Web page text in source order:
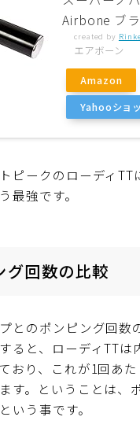
Airbone ブ
created by
エアボーン
Amazon
Yahooショ
ピークのローディTT
最強です。
回数の比較
とのポンピング回数
ると、ローディTTは
おり、これが1回あ
す。ということは、
いう事です。